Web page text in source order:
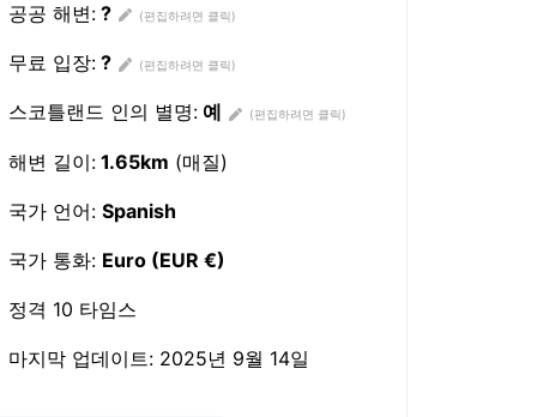
공공 해변: ?
무료 입장: ?
스코틀랜드 인의 별명: 예
해변 길이: 1.65km (매질)
국가 언어:Spanish
국가 통화: Euro (EUR €)
정격 10 타임스
마지막 업데이트: 2025년 9월 14일